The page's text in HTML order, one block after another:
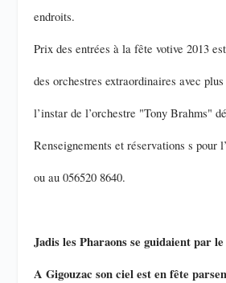
endroits.
Prix des entrées à la fête votive 2013
des orchestres extraordinaires avec
l’instar de l’orchestre "Tony Brahms"
Renseignements et réservations s pour
ou au 056520 8640.
Jadis les Pharaons se guidaient par
A Gigouzac son ciel est en fête